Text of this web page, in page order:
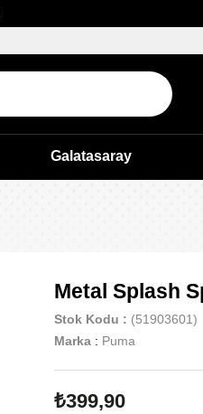
Galatasaray
Metal Splash
Stok Kodu
(51903601)
Marka : Puma
₺399,90